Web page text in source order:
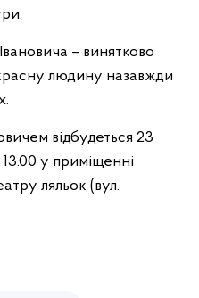
– винятково
людину назавжди
відбудеться 23
у приміщенні
ляльок (вул.